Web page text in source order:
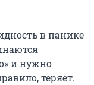
в панике
и нужно
теряет.